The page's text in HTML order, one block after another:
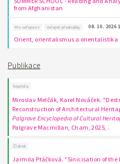
from Afghanistan
Pro veřejnost Veřejné přednášky 08. 10. 2026
Orient, orientalismus a orientalistika
Publikace
Kapitola
Miroslav Melčák, Karel Nováček.
Reconstruction of Architectural
Palgrave Encyclopedia of Cultural
Palgrave Macmillan, Cham, 2025, .
Článek
Jarmila Ptáčková. "Sinicisation of the